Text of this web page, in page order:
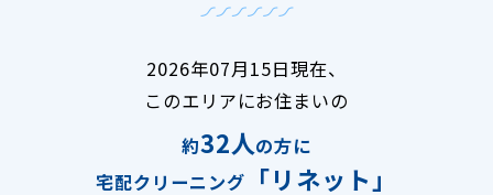
2026年07月15日現在、
このエリアにお住まいの
約32人の方に
宅配クリーニング
「リネット」